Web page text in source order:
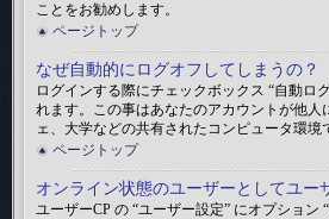
ことをお勧めします。
ページトップ
なぜ自動的にログオフしてしまうの？
ログインする際にチェックボックス “自動
れます。この事はあなたのアカウントが他
ェ、大学などの共有されたコンピュータ環
ページトップ
オンライン状態のユーザーとしてユー
ユーザーCP の “ユーザー設定” にオプショ